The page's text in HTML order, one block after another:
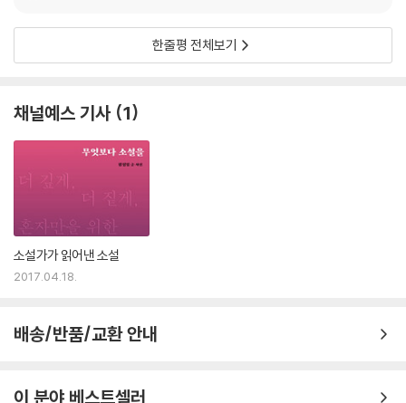
한줄평 전체보기
채널예스 기사 1
소설가가 읽어낸 소설
2017.04.18.
배송/반품/교환 안내
이 분야 베스트셀러